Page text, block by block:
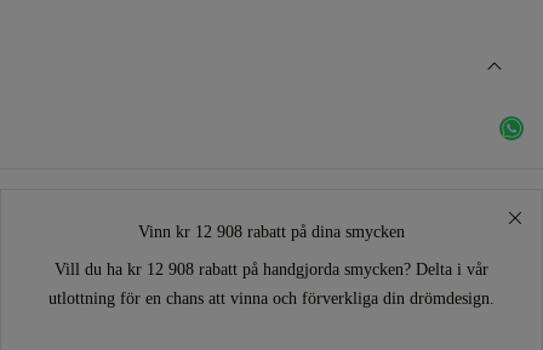
Vinn kr 12 908 rabatt på dina smycken
Vill du ha kr 12 908 rabatt på handgjorda smycken? Delta i vår
utlottning för en chans att vinna och förverkliga din drömdesign.